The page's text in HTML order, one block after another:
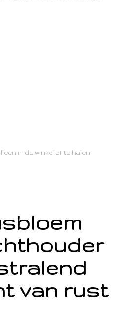
in de winkel af te halen
van rust